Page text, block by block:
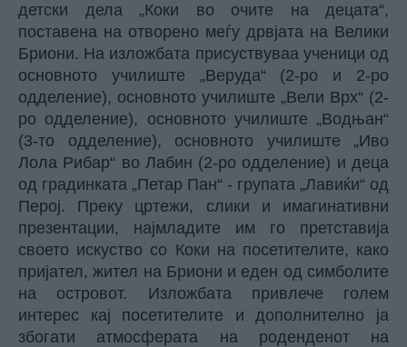
детски дела „Коки во очите на децата“,
поставена на отворено меѓу дрвјата на Велики
Бриони. На изложбата присуствуваа ученици од
основното училиште „Веруда“ (2-ро и 2-ро
одделение), основното училиште „Вели Врх“ (2-
ро одделение), основното училиште „Водњан“
(3-то одделение), основното училиште „Иво
Лола Рибар“ во Лабин (2-ро одделение) и деца
од градинката „Петар Пан“ - групата „Лавиќи“ од
Перој. Преку цртежи, слики и имагинативни
презентации, најмладите им го претставија
своето искуство со Коки на посетителите, како
пријател, жител на Бриони и еден од симболите
на островот. Изложбата привлече голем
интерес кај посетителите и дополнително ја
збогати атмосферата на роденденот на